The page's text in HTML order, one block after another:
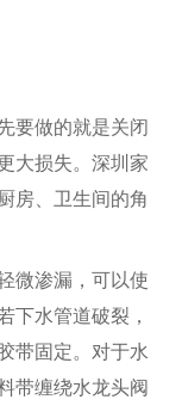
要做的就是关闭
大损失。深圳家
房、卫生间的角
微渗漏，可以使
下水管道破裂，
带固定。对于水
带缠绕水龙头阀